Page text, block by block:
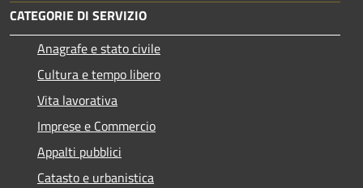
CATEGORIE DI SERVIZIO
Anagrafe e stato civile
Cultura e tempo libero
Vita lavorativa
Imprese e Commercio
Appalti pubblici
Catasto e urbanistica